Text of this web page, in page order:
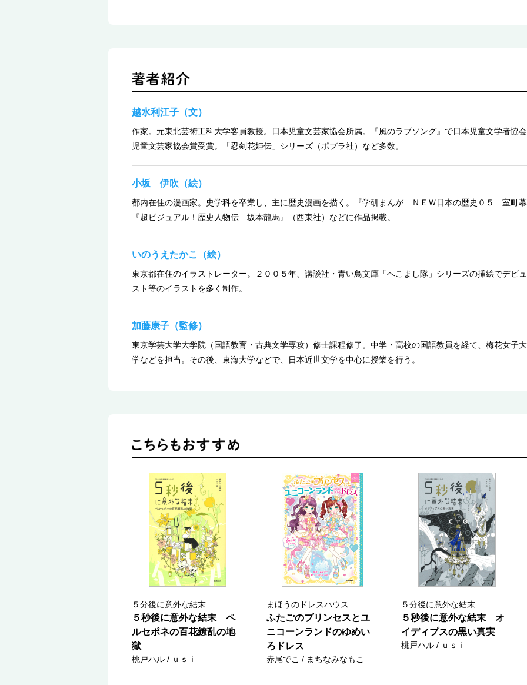
越水利江子（文）
作家。元東北芸術工科大学客員教授。日本児童文芸家協会所属。『風のラブソング』で日本児童文学者協
児童文芸家協会賞受賞。「忍剣花姫伝」シリーズ（ポプラ社）など多数。
小坂 伊吹（絵）
都内在住の漫画家。史学科を卒業し、主に歴史漫画を描く。『学研まんが ＮＥＷ日本の歴史０５ 室町
『超ビジュアル！歴史人物伝 坂本龍馬』（西東社）などに作品掲載。
いのうえたかこ（絵）
東京都在住のイラストレーター。２００５年、講談社・青い鳥文庫「へこまし隊」シリーズの挿絵でデビ
スト等のイラストを多く制作。
加藤康子（監修）
東京学芸大学大学院（国語教育・古典文学専攻）修士課程修了。中学・高校の国語教員を経て、梅花女子
学などを担当。その後、東海大学などで、日本近世文学を中心に授業を行う。
５分後に意外な結末
５秒後に意外な結末 ペ
ルセポネの百花繚乱の地
獄
桃戸ハル / ｕｓｉ
まほうのドレスハウス
ふたごのプリンセスとユ
ニコーンランドのゆめい
ろドレス
赤尾でこ / まちなみなもこ
５分後に意外な結末
５秒後に意外な結末 オ
イディプスの黒い真実
桃戸ハル / ｕｓｉ